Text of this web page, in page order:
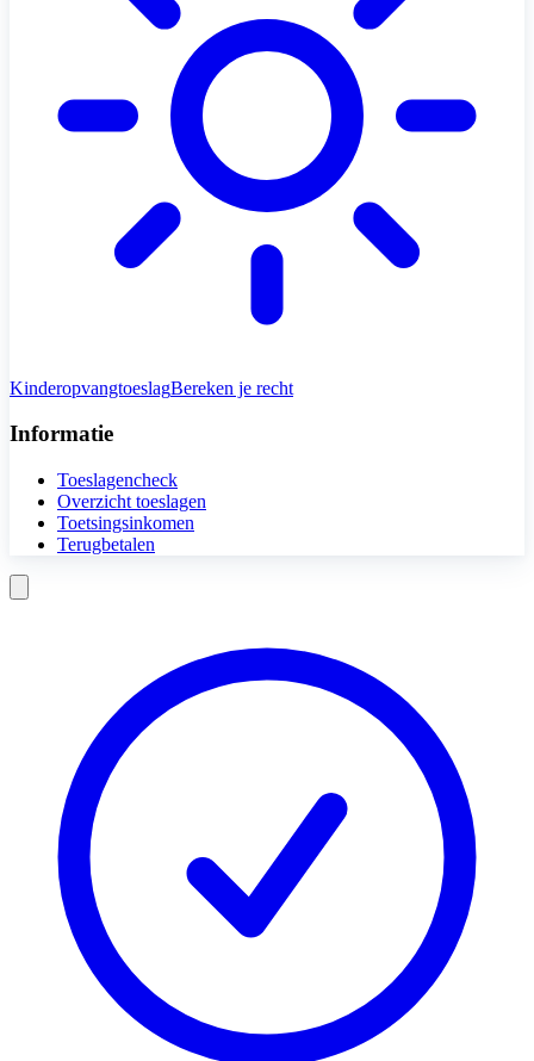
KinderopvangtoeslagBereken je recht
Informatie
Toeslagencheck
Overzicht toeslagen
Toetsingsinkomen
Terugbetalen